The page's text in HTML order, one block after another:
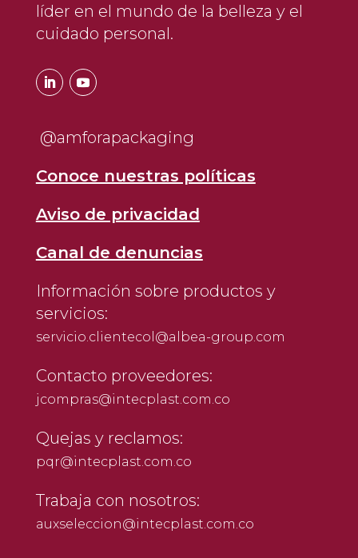
líder en el mundo de la belleza y el
cuidado personal.
@amforapackaging
Conoce nuestras políticas
Aviso de privacidad
Canal de denuncias
Información sobre productos y
servicios:
servicio.clientecol@albea-group.com
Contacto proveedores:
jcompras@intecplast.com.co
Quejas y reclamos:
pqr@intecplast.com.co
Trabaja con nosotros:
auxseleccion@intecplast.com.co